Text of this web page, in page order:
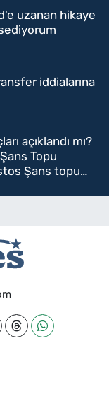
uzanan hikaye
iddialarına
açıklandı mı?
Topu
Şans topu